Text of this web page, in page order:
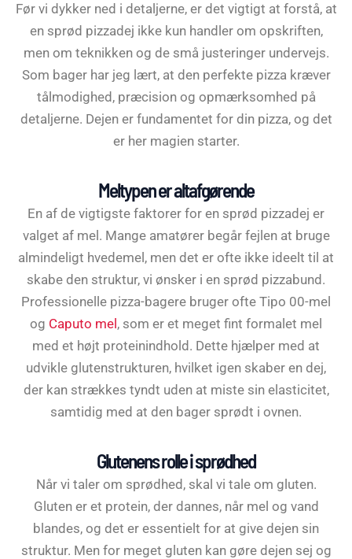
Før vi dykker ned i detaljerne, er det vigtigt at forstå, at
en sprød pizzadej ikke kun handler om opskriften,
men om teknikken og de små justeringer undervejs.
Som bager har jeg lært, at den perfekte pizza kræver
tålmodighed, præcision og opmærksomhed på
detaljerne. Dejen er fundamentet for din pizza, og det
er her magien starter.
Meltypen er altafgørende
En af de vigtigste faktorer for en sprød pizzadej er
valget af mel. Mange amatører begår fejlen at bruge
almindeligt hvedemel, men det er ofte ikke ideelt til at
skabe den struktur, vi ønsker i en sprød pizzabund.
Professionelle pizza-bagere bruger ofte Tipo 00-mel
og Caputo mel , som er et meget fint formalet mel
med et højt proteinindhold. Dette hjælper med at
udvikle glutenstrukturen, hvilket igen skaber en dej,
der kan strækkes tyndt uden at miste sin elasticitet,
samtidig med at den bager sprødt i ovnen.
Glutenens rolle i sprødhed
Når vi taler om sprødhed, skal vi tale om gluten.
Gluten er et protein, der dannes, når mel og vand
blandes, og det er essentielt for at give dejen sin
struktur. Men for meget gluten kan gøre dejen sej og